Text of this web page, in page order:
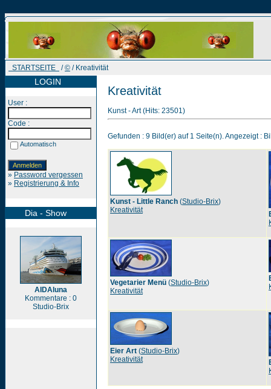
STARTSEITE /© / Kreativität
LOGIN
User :
Code :
Automatisch
» Password vergessen
» Registrierung & Info
Dia - Show
AIDAluna
Kommentare : 0
Studio-Brix
Kreativität
Kunst - Art (Hits: 23501)
Gefunden : 9 Bild(er) auf 1 Seite(n). Angezeigt :
Kunst - Little Ranch (Studio-Brix)
Kreativität
Vegetarier Menü (Studio-Brix)
Kreativität
Eier Art (Studio-Brix)
Kreativität